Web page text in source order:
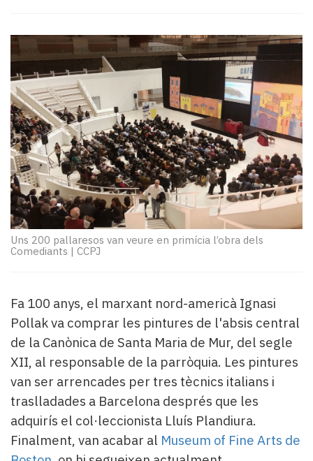
mitjans
temps
Reportatges
Entrevistes
Enquestes
A
escena!
Dis
la
teva!
Subscriptors
La
newsletter
patrocinat
Lo
més
llegit...
Uns 200 pallaresos van veure en primícia l’obra dels
Comediants | CCPJ
Fa 100 anys, el marxant nord-americà Ignasi
Pollak va comprar les pintures de l'absis central
de la Canònica de Santa Maria de Mur, del segle
XII, al responsable de la parròquia. Les pintures
van ser arrencades per tres tècnics italians i
traslladades a Barcelona després que les
adquirís el col·leccionista Lluís Plandiura.
Finalment, van acabar al Museum of Fine Arts de